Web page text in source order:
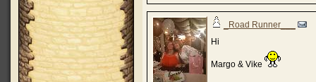
_Road Runner___
Hi
Margo & Vike